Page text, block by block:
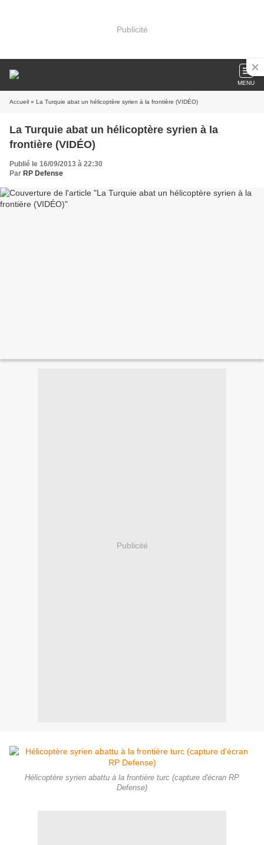
Publicité
MENU
Accueil » La Turquie abat un hélicoptère syrien à la frontière (VIDÉO)
La Turquie abat un hélicoptère syrien à la
frontière (VIDÉO)
Publié le 16/09/2013 à 22:30
Par RP Defense
Publicité
Hélicoptère syrien abattu à la frontière turc (capture d'écran RP
Defense)